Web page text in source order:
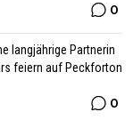
0
langjährige Partnerin
feiern auf Peckforton
0